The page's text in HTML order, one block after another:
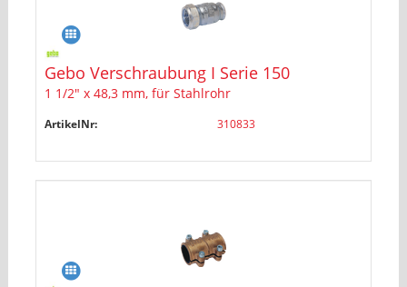
Gebo Verschraubung I Serie 150
1 1/2" x 48,3 mm, für Stahlrohr
ArtikelNr: 310833